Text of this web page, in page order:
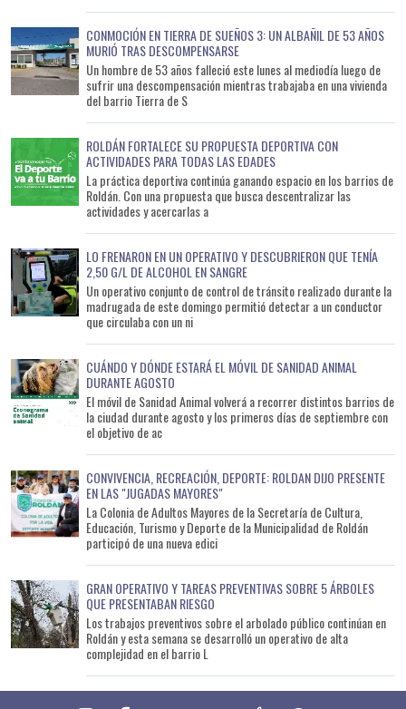
CONMOCIÓN EN TIERRA DE SUEÑOS 3: UN ALBAÑIL DE 53 AÑOS
MURIÓ TRAS DESCOMPENSARSE
Un hombre de 53 años falleció este lunes al mediodía luego de
sufrir una descompensación mientras trabajaba en una vivienda
del barrio Tierra de S
ROLDÁN FORTALECE SU PROPUESTA DEPORTIVA CON
ACTIVIDADES PARA TODAS LAS EDADES
La práctica deportiva continúa ganando espacio en los barrios de
Roldán. Con una propuesta que busca descentralizar las
actividades y acercarlas a
LO FRENARON EN UN OPERATIVO Y DESCUBRIERON QUE TENÍA
2,50 G/L DE ALCOHOL EN SANGRE
Un operativo conjunto de control de tránsito realizado durante la
madrugada de este domingo permitió detectar a un conductor
que circulaba con un ni
CUÁNDO Y DÓNDE ESTARÁ EL MÓVIL DE SANIDAD ANIMAL
DURANTE AGOSTO
El móvil de Sanidad Animal volverá a recorrer distintos barrios de
la ciudad durante agosto y los primeros días de septiembre con
el objetivo de ac
CONVIVENCIA, RECREACIÓN, DEPORTE: ROLDAN DIJO PRESENTE
EN LAS "JUGADAS MAYORES"
La Colonia de Adultos Mayores de la Secretaría de Cultura,
Educación, Turismo y Deporte de la Municipalidad de Roldán
participó de una nueva edici
GRAN OPERATIVO Y TAREAS PREVENTIVAS SOBRE 5 ÁRBOLES
QUE PRESENTABAN RIESGO
Los trabajos preventivos sobre el arbolado público continúan en
Roldán y esta semana se desarrolló un operativo de alta
complejidad en el barrio L